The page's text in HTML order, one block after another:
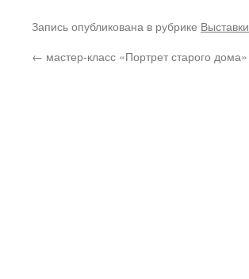
Запись опубликована в рубрике Выставки
← мастер-класс «Портрет старого дома»